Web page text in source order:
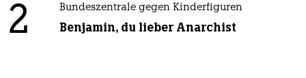
2 Bundeszentrale gegen Kinderfiguren
Benjamin, du lieber Anarchist